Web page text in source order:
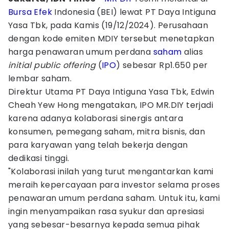
Bursa Efek Indonesia (BEI) lewat PT Daya Intiguna
Yasa Tbk, pada Kamis (19/12/2024). Perusahaan
dengan kode emiten MDIY tersebut menetapkan
harga penawaran umum perdana saham alias
initial public offering(IPO) sebesar Rp1.650 per
lembar saham.
Direktur Utama PT Daya Intiguna Yasa Tbk, Edwin
Cheah Yew Hong mengatakan, IPO MR.DIY terjadi
karena adanya kolaborasi sinergis antara
konsumen, pemegang saham, mitra bisnis, dan
para karyawan yang telah bekerja dengan
dedikasi tinggi.
"Kolaborasi inilah yang turut mengantarkan kami
meraih kepercayaan para investor selama proses
penawaran umum perdana saham. Untuk itu, kami
ingin menyampaikan rasa syukur dan apresiasi
yang sebesar-besarnya kepada semua pihak